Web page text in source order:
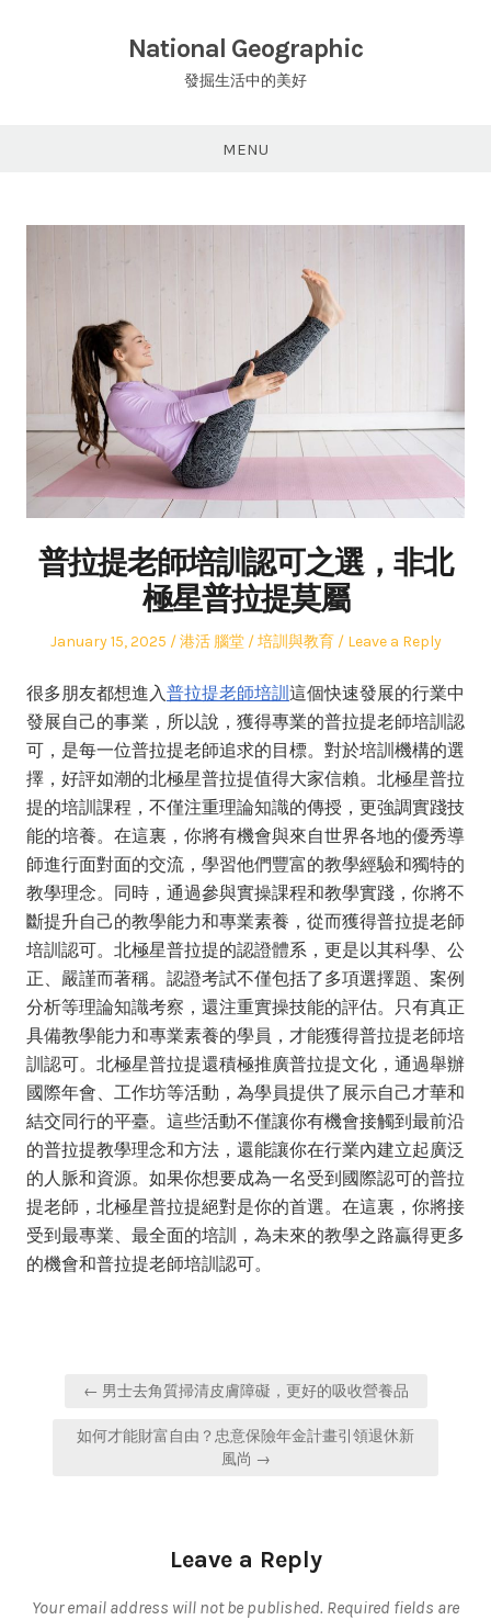
National Geographic
發掘生活中的美好
MENU
普拉提老師培訓認可之選，非北
極星普拉提莫屬
Posted
January 15, 2025 Author
港活 腦堂
Posted
培訓與教育 Leave a Reply
很多朋友都想進入普拉提老師培訓 這個快速發展的行業中
發展自己的事業，所以說，獲得專業的普拉提老師培訓認
可，是每一位普拉提老師追求的目標。對於培訓機構的選
擇，好評如潮的北極星普拉提值得大家信賴。北極星普拉
提的培訓課程，不僅注重理論知識的傳授，更強調實踐技
能的培養。在這裏，你將有機會與來自世界各地的優秀導
師進行面對面的交流，學習他們豐富的教學經驗和獨特的
教學理念。同時，通過參與實操課程和教學實踐，你將不
斷提升自己的教學能力和專業素養，從而獲得普拉提老師
培訓認可。北極星普拉提的認證體系，更是以其科學、公
正、嚴謹而著稱。認證考試不僅包括了多項選擇題、案例
分析等理論知識考察，還注重實操技能的評估。只有真正
具備教學能力和專業素養的學員，才能獲得普拉提老師培
訓認可。北極星普拉提還積極推廣普拉提文化，通過舉辦
國際年會、工作坊等活動，為學員提供了展示自己才華和
結交同行的平臺。這些活動不僅讓你有機會接觸到最前沿
的普拉提教學理念和方法，還能讓你在行業內建立起廣泛
的人脈和資源。如果你想要成為一名受到國際認可的普拉
提老師，北極星普拉提絕對是你的首選。在這裏，你將接
受到最專業、最全面的培訓，為未來的教學之路贏得更多
的機會和普拉提老師培訓認可。
Post← 男士去角質掃清皮膚障礙，更好的吸收營養品
如何才能財富自由？忠意保險年金計畫引領退休新
風尚 →
Leave a Reply
Your email address will not be published. Required fields are